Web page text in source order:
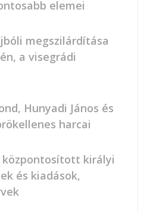
elemei
megszilárdítása
a visegrádi
Hunyadi János és
harcai
központosított királyi
és kiadások,